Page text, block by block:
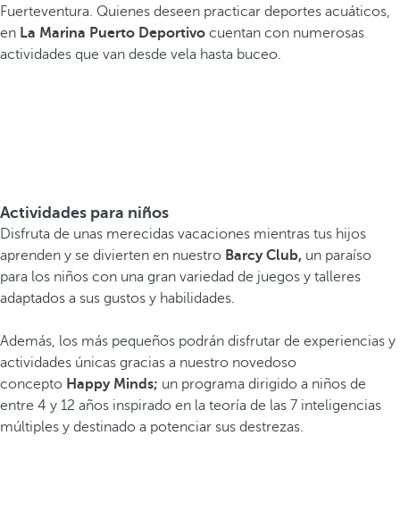
Fuerteventura. Quienes deseen practicar deportes acuáticos,
en La Marina Puerto Deportivo cuentan con numerosas
actividades que van desde vela hasta buceo.
Actividades para niños
Disfruta de unas merecidas vacaciones mientras tus hijos
aprenden y se divierten en nuestro Barcy Club, un paraíso
para los niños con una gran variedad de juegos y talleres
adaptados a sus gustos y habilidades.
Además, los más pequeños podrán disfrutar de experiencias y
actividades únicas gracias a nuestro novedoso
concepto Happy Minds; un programa dirigido a niños de
entre 4 y 12 años inspirado en la teoría de las 7 inteligencias
múltiples y destinado a potenciar sus destrezas.